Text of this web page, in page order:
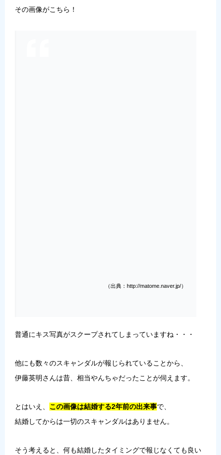
その画像がこちら！
（出典：http://matome.naver.jp/）
普通にキス写真がスクープされてしまっていますね・・・
他にも数々のスキャンダルが報じられていることから、
伊藤英明さんは昔、相当やんちゃだったことが伺えます。
とはいえ、 この画像は結婚する2年前の出来事で、
結婚してからは一切のスキャンダルはありません。
そう考えると、何も結婚したタイミングで報じなくても良い